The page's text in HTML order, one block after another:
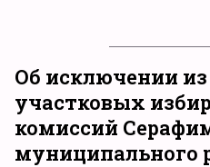
Об исключении из
участковых
комиссий
муниципального